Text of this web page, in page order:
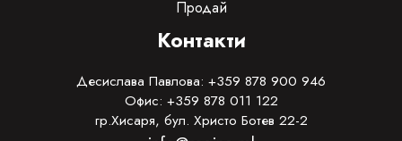
Продай
Контакти
Десислава Павлова: +359 878 900 946
Офис: +359 878 011 122
гр.Хисаря, бул. Христо Ботев 22-2